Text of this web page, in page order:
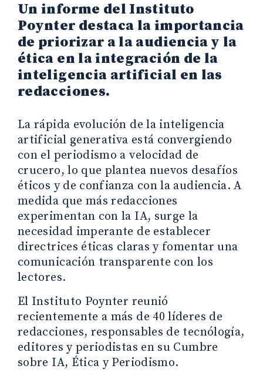
Un informe del Instituto
Poynter destaca la importancia
de priorizar a la audiencia y la
ética en la integración de la
inteligencia artificial en las
redacciones.
La rápida evolución de la inteligencia
artificial generativa está convergiendo
con el periodismo a velocidad de
crucero, lo que plantea nuevos desafíos
éticos y de confianza con la audiencia. A
medida que más redacciones
experimentan con la IA, surge la
necesidad imperante de establecer
directrices éticas claras y fomentar una
comunicación transparente con los
lectores.
El Instituto Poynter reunió
recientemente a más de 40 líderes de
redacciones, responsables de tecnólogía,
editores y periodistas en su Cumbre
sobre IA, Ética y Periodismo.